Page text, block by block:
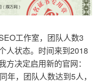
工作室，团队人数3
人状态。时间来到2018
决定启用新的官网：
年，团队人数达到5人，